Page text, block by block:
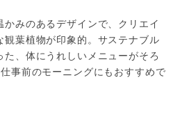
みのあるデザインで、クリエイ
観葉植物が印象的。サステナブル
、体にうれしいメニューがそろ
事前のモーニングにもおすすめで